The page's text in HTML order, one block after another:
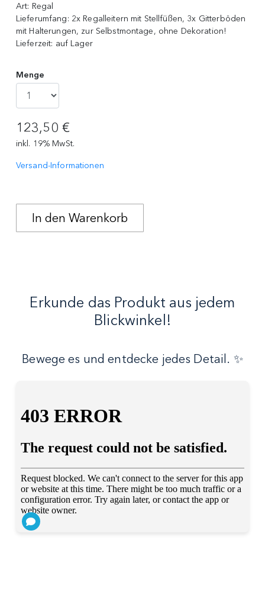
Art: Regal
Lieferumfang: 2x Regalleitern mit Stellfüßen, 3x Gitterböden
mit Halterungen, zur Selbstmontage, ohne Dekoration!
Lieferzeit: auf Lager
Menge
123,50 €
inkl. 19% MwSt.
Versand-Informationen
Erkunde das Produkt aus jedem
Blickwinkel!
Bewege es und entdecke jedes Detail. ✨